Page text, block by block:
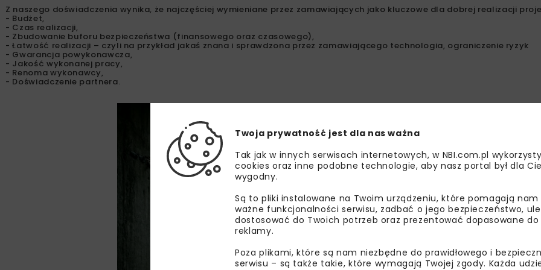
Z naszego doświadczenia wynika, że najczęściej wymieniane przez zamawiających jako kluczowe dla dobrej realizacji
- Budżet,
- Czas realizacji,
- Zbudowanie buforu bezpieczeństwa (finansowego oraz czasowego),
- Łatwość realizacji – czyli na przykład jakaś znana i sprawdzona przez zamawiającego technologia, ograniczenie ryzyk
- Gwarancja powykonawcza,
- Jakość wykonanej pracy,
- Renoma wykonawcy,
- Doświadczenie partnera.
Twoja prywatność jest dla nas ważna
Tak jak w innych serwisach internetowych, w NBI.com.pl
cookies oraz inne podobne technologie, aby nasz portal był dla
wygodny.
Są to pliki instalowane na Twoim urządzeniu, które pomagają
ważne funkcjonalności serwisu, zadbać o jego bezpieczeństwo,
dostosować do Twoich potrzeb oraz prezentować dopasowane
reklamy.
Poza plikami, które są nam niezbędne do prawidłowego i
serwisu – są także takie, które wymagają Twojej zgody. Każda